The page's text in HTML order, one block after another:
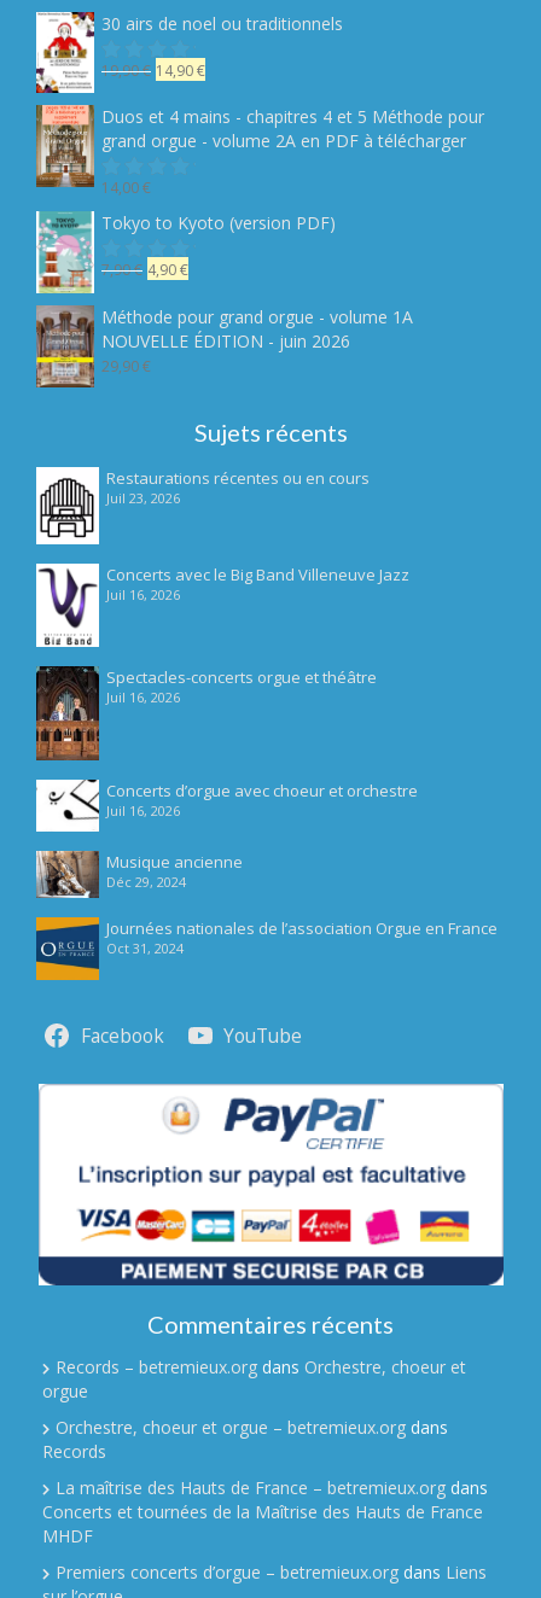
30 airs de noel ou traditionnels
Notesur
5
19,90€ Le
initial
était :
19,90 €.
14,90€Le
actuel
est :
Duos et 4 mains - chapitres 4 et 5 Méthode pour
grand orgue - volume 2A en PDF à télécharger
Note
5
14,00€
Tokyo to Kyoto (version PDF)
Notesur
5
7,90€ Le
initial
était :
7,90 €.
4,90€Le
actuel
est :
Méthode pour grand orgue - volume 1A
NOUVELLE ÉDITION - juin 2026
29,90€
Sujets récents
Restaurations récentes ou en cours
Juil 23, 2026
Concerts avec le Big Band Villeneuve Jazz
Juil 16, 2026
Spectacles-concerts orgue et théâtre
Juil 16, 2026
Concerts d’orgue avec choeur et orchestre
Juil 16, 2026
Musique ancienne
Déc 29, 2024
Journées nationales de l’association Orgue en France
Oct 31, 2024
Facebook YouTube
Commentaires récents
Records – betremieux.org dans Orchestre, choeur et
orgue
Orchestre, choeur et orgue – betremieux.org dans
Records
La maîtrise des Hauts de France – betremieux.org dans
Concerts et tournées de la Maîtrise des Hauts de France
MHDF
Premiers concerts d’orgue – betremieux.org dans Liens